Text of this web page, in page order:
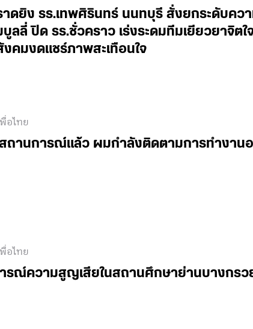
าดยิง รร.เทพศิรินทร์ นนทบุรี สั่งยกระดับคว
ลี่ ปิด รร.ชั่วคราว เร่งระดมทีมเยียวยาจิตใ
คมงดแชร์ภาพสะเทือนใจ
อไทย
ถานการณ์แล้ว ผมกำลังติดตามการทำงาน
อไทย
ารณ์ความสูญเสียในสถานศึกษาย่านบางกร